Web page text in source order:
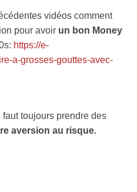
vidéos comment
pour avoir un bon Money
https://e-
a-grosses-gouttes-avec-
toujours prendre des
aversion au risque.